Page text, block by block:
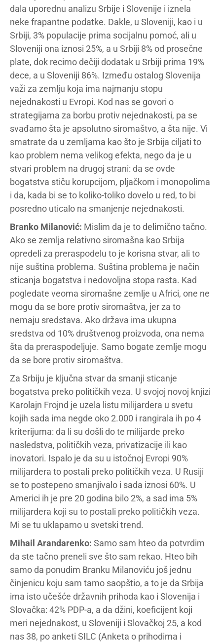
dala uporednu analizu Srbije i Slovenije i iznela
neke frapantne podatke. Dakle, u Sloveniji, kao i u
Srbiji, 3% populacije prima socijalnu pomoć, ali u
Sloveniji ona iznosi 25%, a u Srbiji 8% od prosečne
plate, dok recimo dečiji dodatak u Srbiji prima 19%
dece, a u Sloveniji 86%. Između ostalog Slovenija
važi za zemlju koja ima najmanju stopu
nejednakosti u Evropi. Kod nas se govori o
strategijama za borbu protiv nejednakosti, pa se
svađamo šta je apsolutno siromaštvo, a šta nije. Vi
smatrate da u zemljama kao što je Srbija ciljati to
kao problem nema velikog efekta, nego da je u
stvari problem na drugoj strani: da se ovde
bogatstva stiču korupcijom, pljačkom i monopolima
i da, kada bi se to koliko-toliko dovelo u red, to bi
posredno uticalo na smanjenje nejednakosti.
Branko Milanović: Mislim da je to delimično tačno.
Ako se zemlja relativno siromašna kao Srbija
opredeli za preraspodelu to je korisna stvar, ali to
nije suština problema. Suština problema je način
sticanja bogatstva i nedovoljna stopa rasta. Kad
pogledate veoma siromašne zemlje u Africi, one ne
mogu da se bore protiv siromaštva, jer za to
nemaju sredstava. Ako država ima ukupna
sredstva od 10% društvenog proizvoda, ona nema
šta da preraspodeljuje. Samo bogate zemlje mogu
da se bore protiv siromaštva.
Za Srbiju je ključna stvar da smanji sticanje
bogatstva preko političkih veza. U svojoj novoj knjizi
Karolajn Frojnd je uzela listu milijardera u svetu
kojih sada ima negde oko 2.000 i rangirala ih po 4
kriterijuma: da li su došli do te milijarde preko
nasledstva, političkih veza, privatizacije ili kao
inovatori. Ispalo je da su u istočnoj Evropi 90%
milijardera to postali preko političkih veza. U Rusiji
se to postepeno smanjivalo i sada iznosi 60%. U
Americi ih je pre 20 godina bilo 2%, a sad ima 5%
milijardera koji su to postali preko političkih veza.
Mi se tu uklapamo u svetski trend.
Mihail Arandarenko: Samo sam hteo da potvrdim
da ste tačno preneli sve što sam rekao. Hteo bih
samo da ponudim Branku Milanoviću još jednu
činjenicu koju sam tamo saopštio, a to je da Srbija
ima isto učešće državnih prihoda kao i Slovenija i
Slovačka: 42% PDP-a, a da džini, koeficijent koji
meri nejednakost, u Sloveniji i Slovačkoj 25, a kod
nas 38, po anketi SILC (Anketa o prihodima i